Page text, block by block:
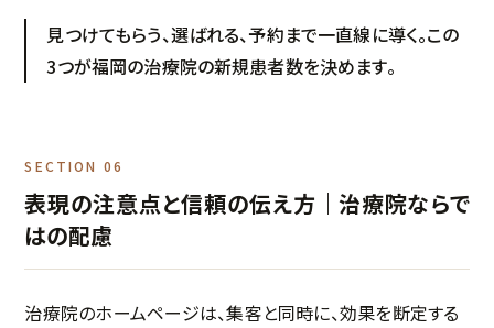
見つけてもらう、選ばれる、予約まで一直線に導く。この
3つが福岡の治療院の新規患者数を決めます。
SECTION 06
表現の注意点と信頼の伝え方｜治療院ならで
はの配慮
治療院のホームページは、集客と同時に、効果を断定する